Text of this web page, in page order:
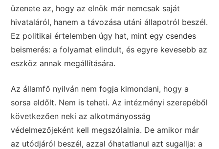
üzenete az, hogy az elnök már nemcsak saját
hivataláról, hanem a távozása utáni állapotról beszél.
Ez politikai értelemben úgy hat, mint egy csendes
beismerés: a folyamat elindult, és egyre kevesebb az
eszköz annak megállítására.
Az államfő nyilván nem fogja kimondani, hogy a
sorsa eldőlt. Nem is teheti. Az intézményi szerepéből
következően neki az alkotmányosság
védelmezőjeként kell megszólalnia. De amikor már
az utódjáról beszél, azzal óhatatlanul azt sugallja: a